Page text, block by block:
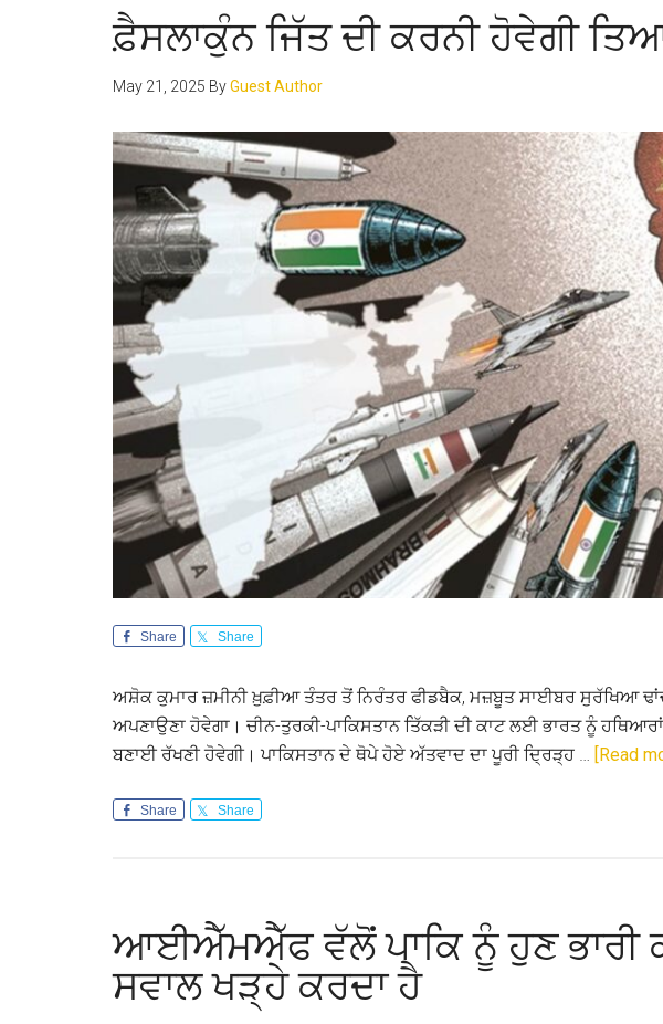
ਫ਼ੈਸਲਾਕੁੰਨ ਜਿੱਤ ਦੀ ਕਰਨੀ ਹੋਵੇਗੀ
May 21, 2025 ByGuest Author
Share Share
ਅਸ਼ੋਕ ਕੁਮਾਰ ਜ਼ਮੀਨੀ ਖ਼ੁਫ਼ੀਆ ਤੰਤਰ ਤੋਂ ਨਿਰੰਤਰ ਫੀਡਬੈਕ, ਮਜ਼ਬੂਤ ਸਾਈਬਰ ਸੁਰੱਖਿਆ
ਅਪਣਾਉਣਾ ਹੋਵੇਗਾ। ਚੀਨ-ਤੁਰਕੀ-ਪਾਕਿਸਤਾਨ ਤਿੱਕੜੀ ਦੀ ਕਾਟ ਲਈ ਭਾਰਤ ਨੂੰ
ਬਣਾਈ ਰੱਖਣੀ ਹੋਵੇਗੀ। ਪਾਕਿਸਤਾਨ ਦੇ ਥੋਪੇ ਹੋਏ ਅੱਤਵਾਦ ਦਾ ਪੂਰੀ ਦ੍ਰਿੜ੍ਹ … [Read
Share Share
ਆਈਐੱਮਐੱਫ ਵੱਲੋਂ ਪਾਕਿ ਨੂੰ ਹੁਣ ਭਾਰੀ
ਸਵਾਲ ਖੜ੍ਹੇ ਕਰਦਾ ਹੈ